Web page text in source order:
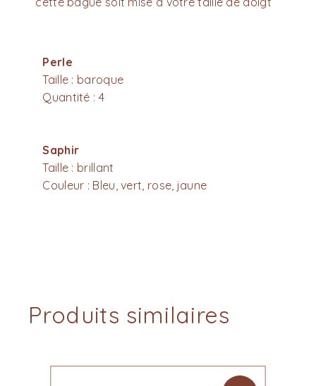
Perle
Taille : baroque
Quantité : 4
Saphir
Taille : brillant
Couleur : Bleu, vert, rose, jaune
Produits similaires